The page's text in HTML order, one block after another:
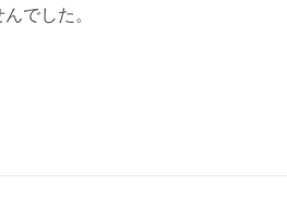
でした。